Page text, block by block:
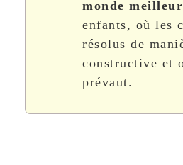
monde meilleur
enfants, où les
résolus de
constructive et
prévaut.